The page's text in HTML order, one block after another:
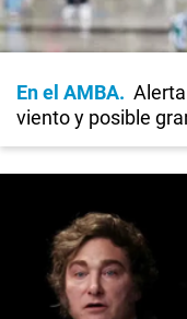
En el AMBA
viento y posible